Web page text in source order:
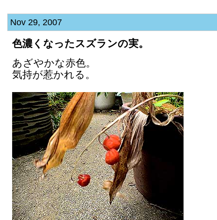
Nov 29, 2007
色濃くなったスズランの実。
あざやかな赤色。
気持が惹かれる。